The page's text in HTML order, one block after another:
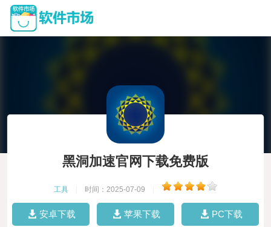
黑洞加速官网下载免费版
工具 时间：2025-07-09
安卓下载 苹果下载 PC下载